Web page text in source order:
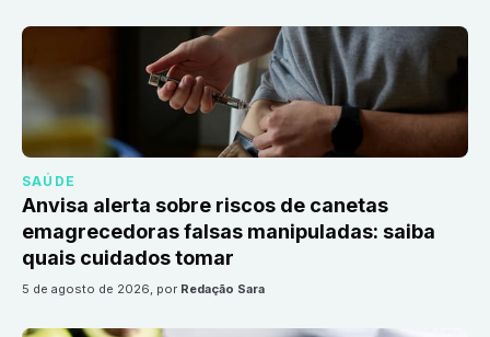
SAÚDE
Anvisa alerta sobre riscos de canetas
emagrecedoras falsas manipuladas: saiba
quais cuidados tomar
5 de agosto de 2026, por Redação Sara